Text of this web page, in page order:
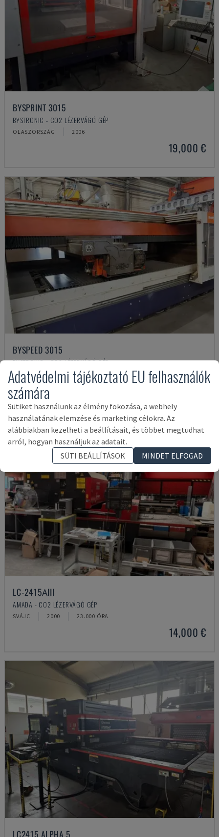
BYSPRINT 3015
BYSTRONIC - CO2 LÉZERVÁGÓ GÉP
OLASZORSZÁG 2006
19,000 €
BYSPEED 3015
BYSTRONIC - CO2 LÉZERVÁGÓ GÉP
HOLLANDIA 2006
LC-2415ΑIII
AMADA - CO2 LÉZERVÁGÓ GÉP
SVÁJC 2000 23.000 ÓRA
14,000 €
LC2415 ALPHA 5
Adatvédelmi tájékoztató EU felhasználók
számára
Sütiket használunk az élmény fokozása, a webhely
használatának elemzése és marketing célokra. Az
alábbiakban kezelheti a beállításait, és többet megtudhat
arról, hogyan használjuk az adatait.
SÜTI BEÁLLÍTÁSOK
MINDET ELFOGAD